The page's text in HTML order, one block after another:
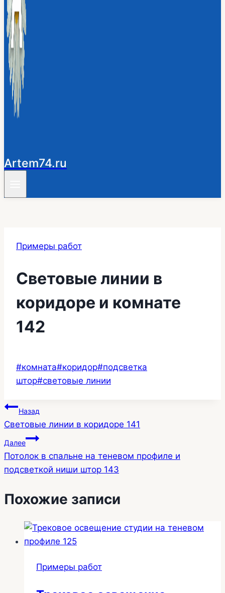
Artem74.ru
Примеры работ
Световые линии в
коридоре и комнате
142
Метки
записи:
#комната#коридор#подсветка
штор#световые линии
Навигация
по
записям
Назад
Световые линии в коридоре 141
Далее
Потолок в спальне на теневом профиле и
подсветкой ниши штор 143
Похожие записи
Примеры работ